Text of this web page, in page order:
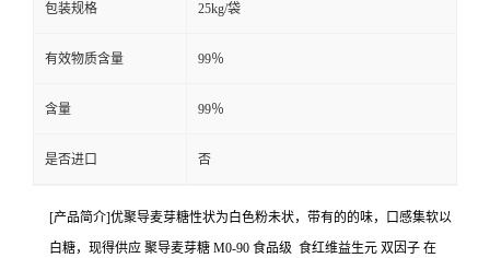
包装规格 25kg/袋
有效物质含量 99％
含量 99％
是否进口 否
[产品简介]优聚导麦芽糖性状为白色粉未状，带有的的味，口感集软以
白糖，现得供应 聚导麦芽糖 M0-90 食品级 食红维益生元 双因子 在